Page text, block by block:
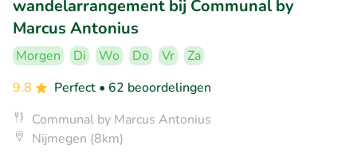
wandelarrangement bij Communal by
Marcus Antonius
Morgen Di Wo Do Vr
Za
9.8
Perfect • 62 beoordelingen
Communal by Marcus Antonius
Nijmegen (8km)